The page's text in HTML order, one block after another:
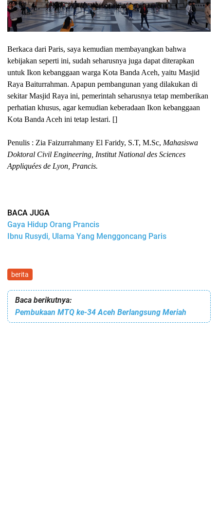
Berkaca dari Paris, saya kemudian membayangkan bahwa
kebijakan seperti ini, sudah seharusnya juga dapat diterapkan
untuk Ikon kebanggaan warga Kota Banda Aceh, yaitu Masjid
Raya Baiturrahman. Apapun pembangunan yang dilakukan di
sekitar Masjid Raya ini, pemerintah seharusnya tetap memberikan
perhatian khusus, agar kemudian keberadaan Ikon kebanggaan
Kota Banda Aceh ini tetap lestari. []
Penulis : Zia Faizurrahmany El Faridy, S.T, M.Sc, Mahasiswa
Doktoral Civil Engineering, Institut National des Sciences
Appliquées de Lyon, Prancis.
BACA JUGA
Gaya Hidup Orang Prancis
Ibnu Rusydi, Ulama Yang Menggoncang Paris
berita
Baca berikutnya:
Pembukaan MTQ ke-34 Aceh Berlangsung Meriah